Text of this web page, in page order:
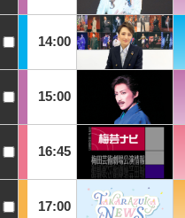
14:00
15:00
16:45
17:00